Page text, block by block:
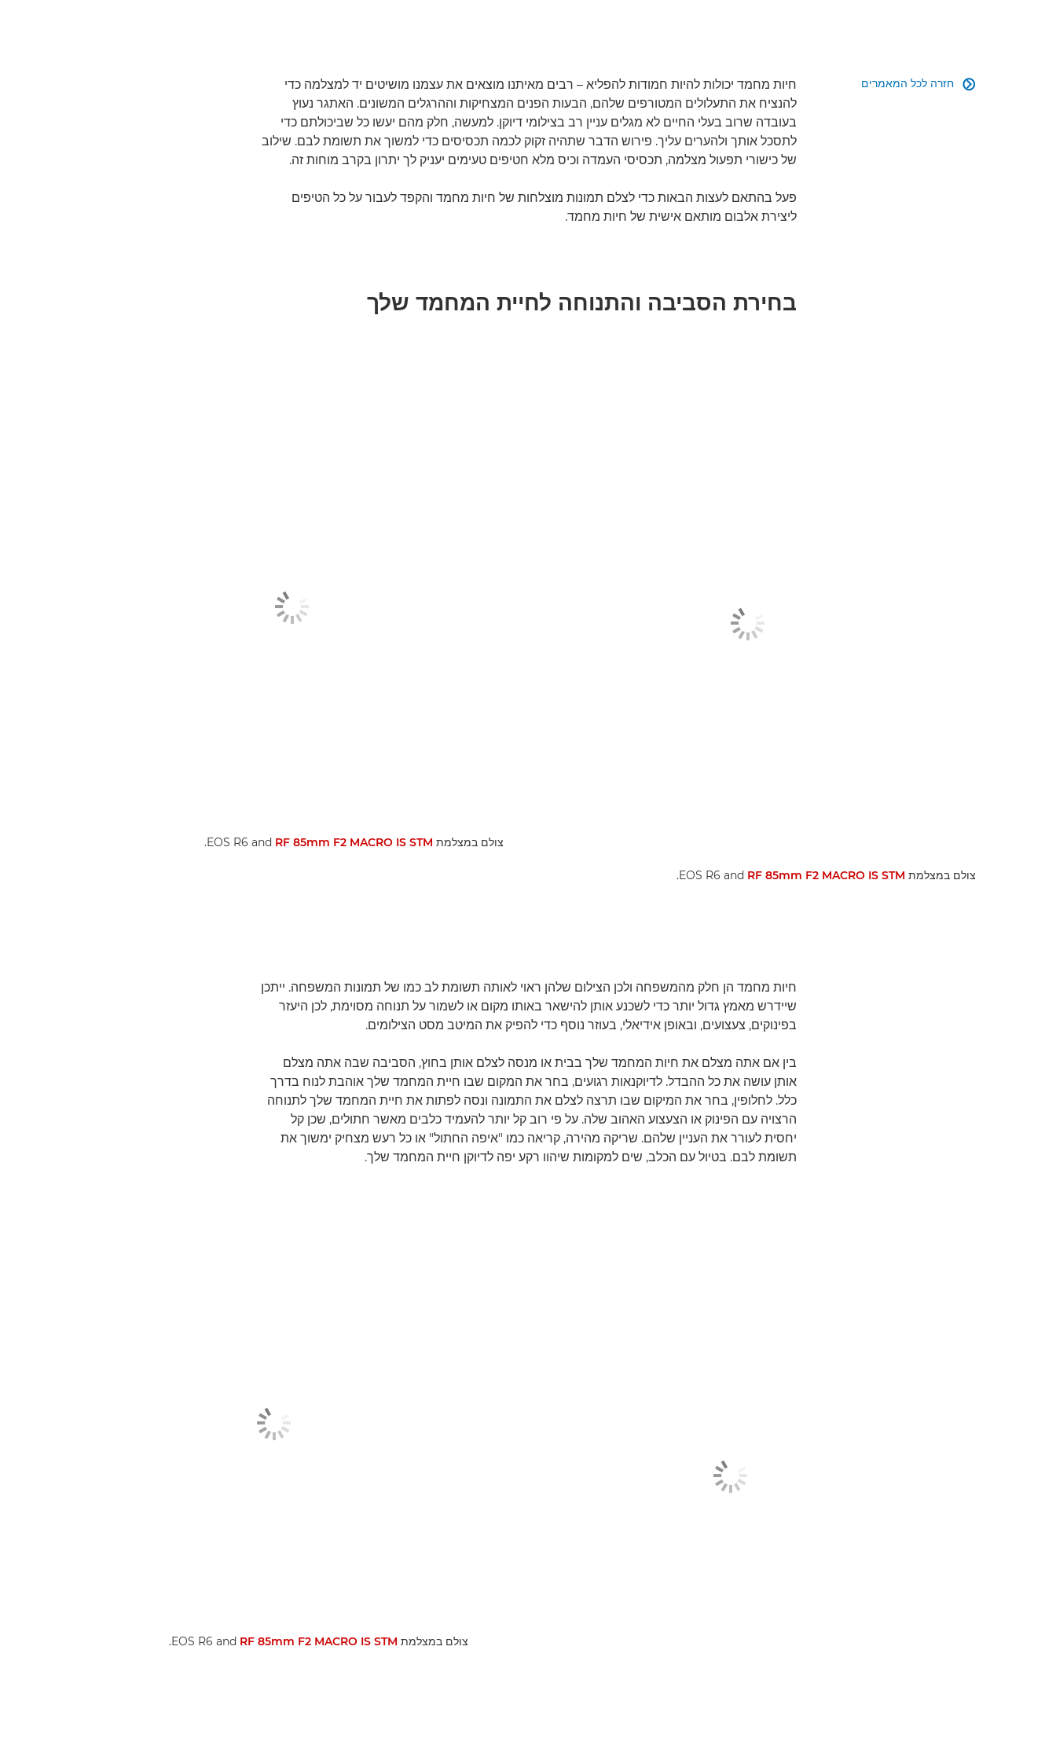
חזרה לכל המאמרים 
חיות מחמד יכולות להיות חמודות להפליא – רבים מאיתנו מוצאים את עצמנו מושיטים יד למצלמה כדי
להנציח את התעלולים המטורפים שלהם, הבעות הפנים המצחיקות וההרגלים המשונים. האתגר נעוץ
בעובדה שרוב בעלי החיים לא מגלים עניין רב בצילומי דיוקן. למעשה, חלק מהם יעשו כל שביכולתם כדי
לתסכל אותך ולהערים עליך. פירוש הדבר שתהיה זקוק לכמה תכסיסים כדי למשוך את תשומת לבם. שילוב
של כישורי תפעול מצלמה, תכסיסי העמדה וכיס מלא חטיפים טעימים יעניק לך יתרון בקרב מוחות זה.
פעל בהתאם לעצות הבאות כדי לצלם תמונות מוצלחות של חיות מחמד והקפד לעבור על כל הטיפים
ליצירת אלבום מותאם אישית של חיות מחמד.
בחירת הסביבה והתנוחה לחיית המחמד שלך
צולם במצלמת EOS R6 and RF 85mm F2 MACRO IS STM
.
צולם במצלמת EOS R6 and RF 85mm F2 MACRO IS STM
.
חיות מחמד הן חלק מהמשפחה ולכן הצילום שלהן ראוי לאותה תשומת לב כמו של תמונות המשפחה. ייתכן
שיידרש מאמץ גדול יותר כדי לשכנע אותן להישאר באותו מקום או לשמור על תנוחה מסוימת, לכן היעזר
בפינוקים, צעצועים, ובאופן אידיאלי, בעוזר נוסף כדי להפיק את המיטב מסט הצילומים.
בין אם אתה מצלם את חיות המחמד שלך בבית או מנסה לצלם אותן בחוץ, הסביבה שבה אתה מצלם
אותן עושה את כל ההבדל. לדיוקנאות רגועים, בחר את המקום שבו חיית המחמד שלך אוהבת לנוח בדרך
כלל. לחלופין, בחר את המיקום שבו תרצה לצלם את התמונה ונסה לפתות את חיית המחמד שלך לתנוחה
הרצויה עם הפינוק או הצעצוע האהוב שלה. על פי רוב קל יותר להעמיד כלבים מאשר חתולים, שכן קל
יחסית לעורר את העניין שלהם. שריקה מהירה, קריאה כמו "איפה החתול" או כל רעש מצחיק ימשוך את
תשומת לבם. בטיול עם הכלב, שים למקומות שיהוו רקע יפה לדיוקן חיית המחמד שלך.
צולם במצלמת EOS R6 and RF 85mm F2 MACRO IS STM
.